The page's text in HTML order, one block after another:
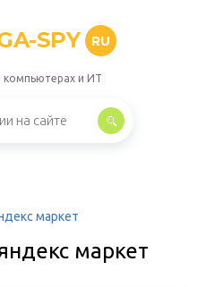
SPY RU
компьютерах и ИТ
маркет
маркет